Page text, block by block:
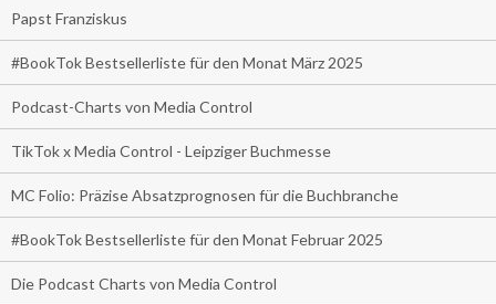
Papst Franziskus
#BookTok Bestsellerliste für den Monat März 2025
Podcast-Charts von Media Control
TikTok x Media Control - Leipziger Buchmesse
MC Folio: Präzise Absatzprognosen für die Buchbranche
#BookTok Bestsellerliste für den Monat Februar 2025
Die Podcast Charts von Media Control